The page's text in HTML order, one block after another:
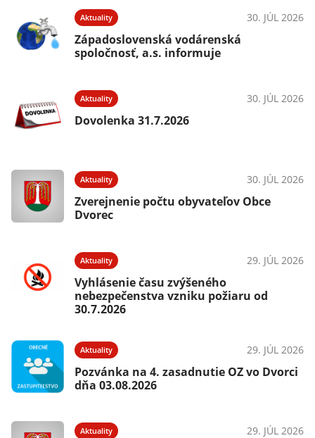
Aktuality 30. JÚL 2026
Západoslovenská vodárenská
spoločnosť, a.s. informuje
Aktuality 30. JÚL 2026
Dovolenka 31.7.2026
Aktuality 30. JÚL 2026
Zverejnenie počtu obyvateľov Obce
Dvorec
Aktuality 29. JÚL 2026
Vyhlásenie času zvýšeného
nebezpečenstva vzniku požiaru od
30.7.2026
Aktuality 29. JÚL 2026
Pozvánka na 4. zasadnutie OZ vo Dvorci
dňa 03.08.2026
Aktuality 29. JÚL 2026